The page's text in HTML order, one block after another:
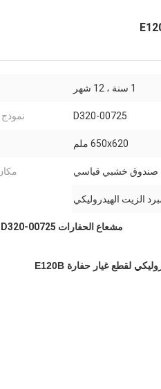
1 سنة ، 12 شهر
D320-00725 نموذج
650x620 ملم
صندوق خشبي قياسي
الزيت الهيدروليكي
مشعاع الحفارات D320-00725